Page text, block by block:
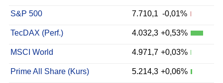
S&P 500 7.710,1 -0,01%
TecDAX (Perf.) 4.032,3 +0,53%
MSCI World 4.971,7 +0,03%
Prime All Share (Kurs) 5.214,3 +0,06%